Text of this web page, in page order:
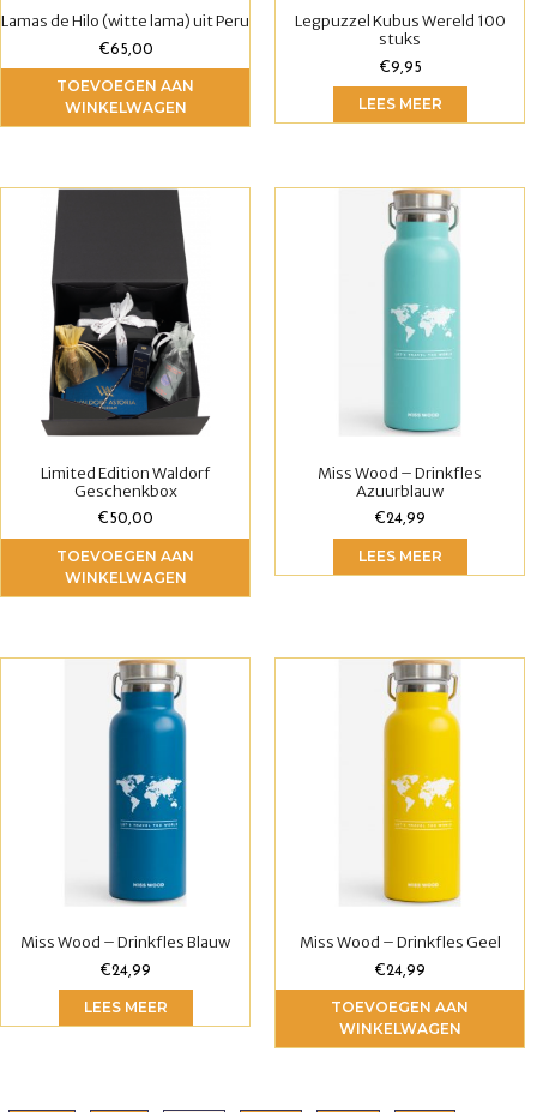
Lamas de Hilo (witte lama) uit Peru
€65,00
TOEVOEGEN AAN
WINKELWAGEN
Legpuzzel Kubus Wereld 100
stuks
€9,95
LEES MEER
Limited Edition Waldorf
Geschenkbox
€50,00
TOEVOEGEN AAN
WINKELWAGEN
Miss Wood – Drinkfles
Azuurblauw
€24,99
LEES MEER
Miss Wood – Drinkfles Blauw
€24,99
LEES MEER
Miss Wood – Drinkfles Geel
€24,99
TOEVOEGEN AAN
WINKELWAGEN